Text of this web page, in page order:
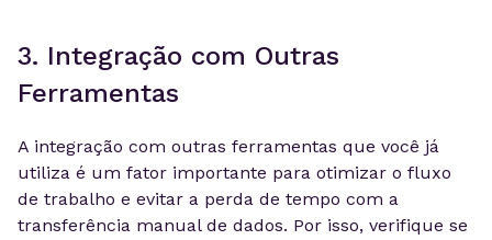
3. Integração com Outras
Ferramentas
A integração com outras ferramentas que você já
utiliza é um fator importante para otimizar o fluxo
de trabalho e evitar a perda de tempo com a
transferência manual de dados. Por isso, verifique se